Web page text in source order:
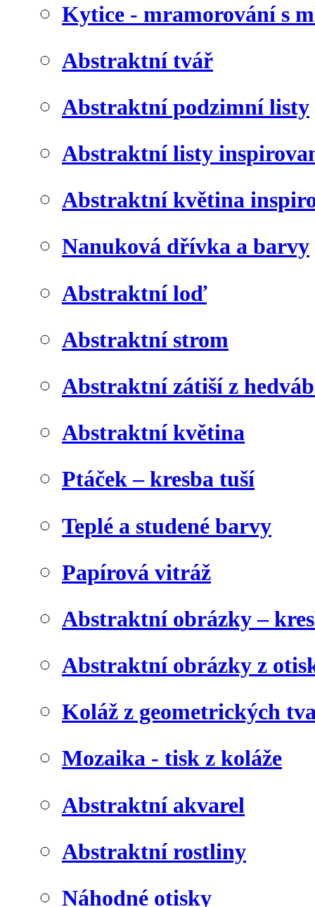
Kytice - mramorování s
Abstraktní tvář
Abstraktní podzimní listy
Abstraktní listy
Abstraktní květina
Nanuková dřívka a barvy
Abstraktní loď
Abstraktní strom
Abstraktní zátiší z
Abstraktní květina
Ptáček – kresba tuší
Teplé a studené barvy
Papírová vitráž
Abstraktní obrázky –
Abstraktní obrázky z
Koláž z geometrických
Mozaika - tisk z koláže
Abstraktní akvarel
Abstraktní rostliny
Náhodné otisky